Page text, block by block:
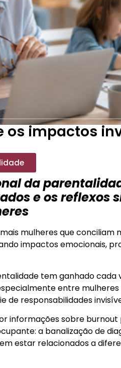
os impactos
da
e os reflexos
mulheres que conciliam
impactos emocionais,
tem ganhado cada
entre
de responsabilidades
informações sobre
a banalização de
estar relacionados a